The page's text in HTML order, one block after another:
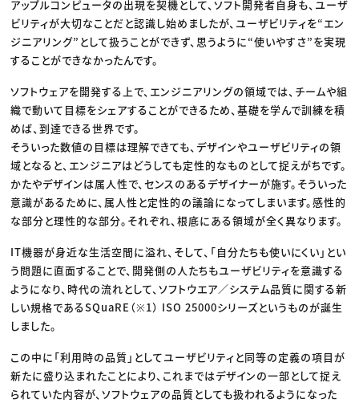
アップルコンピュータの出現を契機として、ソフト開発者自身も、ユーザ
ビリティが大切なことだと認識し始めましたが、ユーザビリティを“エン
ジニアリング”として扱うことができず、思うように“使いやすさ”を実現
することができなかったんです。
ソフトウェアを開発する上で、エンジニアリングの領域では、チームや組
織で動いて目標をシェアすることができるため、基礎を学んで訓練を積
めば、到達できる世界です。
そういった数値の目標は理解できても、デザインやユーザビリティの領
域となると、エンジニアはどうしても定性的なものとして捉えがちです。
かたやデザインは属人性で、センスのあるデザイナーが施す。そういった
意識があるために、属人性と定性的の議論になってしまいます。感性的
な部分と理性的な部分。それぞれ、根底にある領域が全く異なります。
IT機器が身近な生活空間に溢れ、そして、「自分たちも使いにくい」とい
う問題に直面することで、開発側の人たちもユーザビリティを意識する
ようになり、時代の流れとして、ソフトウエア／システム品質に関する新
しい規格であるSQuaRE（※1） ISO 25000シリーズというものが誕生
しました。
この中に「利用時の品質」としてユーザビリティと同等の定義の項目が
新たに盛り込まれたことにより、これまではデザインの一部として捉え
られていた内容が、ソフトウェアの品質としても扱われるようになった